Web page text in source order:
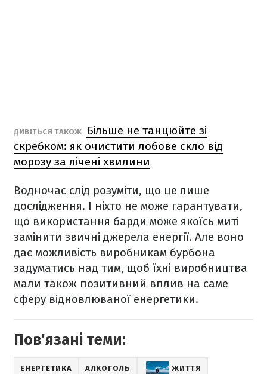
ДИВІТЬСЯ ТАКОЖ
Більше не танцюйте зі
скребком: як очистити лобове скло від
морозу за лічені хвилини
Водночас слід розуміти, що це лише
дослідження. І ніхто не може гарантувати,
що використання барди може якоїсь миті
замінити звичні джерела енергії. Але воно
дає можливість виробникам бурбона
задуматись над тим, щоб їхні виробництва
мали також позитивний вплив на саме
сферу відновлюваної енергетики.
Пов'язані теми:
ЕНЕРГЕТИКА АЛКОГОЛЬ ЖИТТЯ